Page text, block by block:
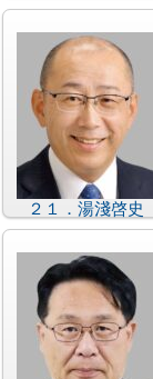
２１．湯淺啓史